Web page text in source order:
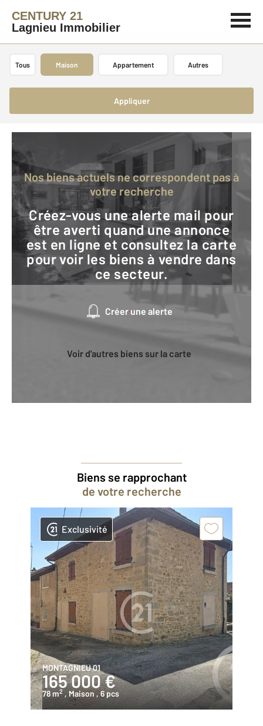
CENTURY 21
Lagnieu Immobilier
Tous Maison Appartement Autres
Appliquer
Nos biens actuels ne correspondent pas à
votre recherche
Créez-vous une alerte mail pour
être averti quand une annonce
est en ligne et consultez la carte
pour voir les biens à vendre dans
ce secteur.
Créer une alerte
Voir d'autres biens sur la carte
Biens se rapprochant
de votre recherche
Exclusivité
MONTAGNIEU 01
165 000 €
78 m2 , Maison, 6 pcs